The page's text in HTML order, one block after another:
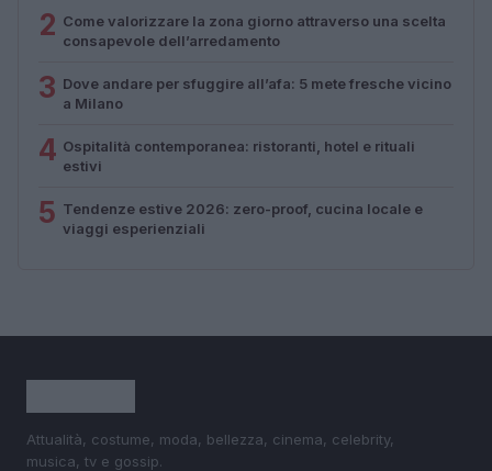
2 Come valorizzare la zona giorno attraverso una scelta
consapevole dell’arredamento
3 Dove andare per sfuggire all’afa: 5 mete fresche vicino
a Milano
4 Ospitalità contemporanea: ristoranti, hotel e rituali
estivi
5 Tendenze estive 2026: zero-proof, cucina locale e
viaggi esperienziali
Attualità, costume, moda, bellezza, cinema, celebrity,
musica, tv e gossip.